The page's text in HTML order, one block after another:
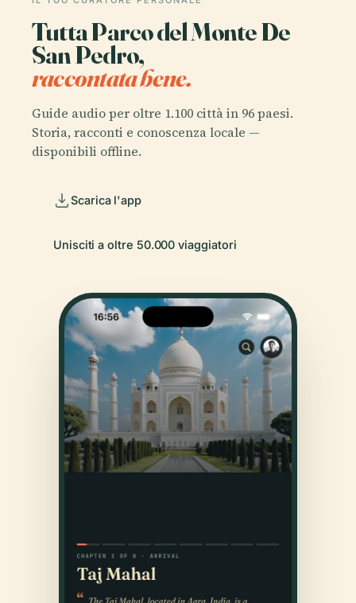
Tutta Parco del Monte De
San Pedro,
raccontata bene.
Guide audio per oltre 1.100 città in 96 paesi.
Storia, racconti e conoscenza locale —
disponibili offline.
Scarica l'app
Unisciti a oltre 50.000 viaggiatori